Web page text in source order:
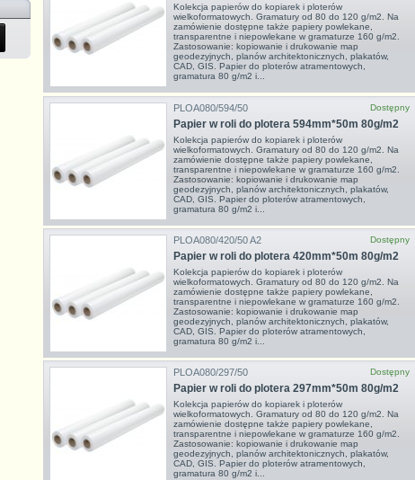
Kolekcja papierów do kopiarek i ploterów
wielkoformatowych. Gramatury od 80 do 120 g/m2. Na
zamówienie dostępne także papiery powlekane,
transparentne i niepowlekane w gramaturze 160 g/m2.
Zastosowanie: kopiowanie i drukowanie map
geodezyjnych, planów architektonicznych, plakatów,
CAD, GIS. Papier do ploterów atramentowych,
gramatura 80 g/m2 i...
Dostępny
PLOA080/594/50
Papier w roli do plotera 594mm*50m 80g/m2
Kolekcja papierów do kopiarek i ploterów
wielkoformatowych. Gramatury od 80 do 120 g/m2. Na
zamówienie dostępne także papiery powlekane,
transparentne i niepowlekane w gramaturze 160 g/m2.
Zastosowanie: kopiowanie i drukowanie map
geodezyjnych, planów architektonicznych, plakatów,
CAD, GIS. Papier do ploterów atramentowych,
gramatura 80 g/m2 i...
Dostępny
PLOA080/420/50 A2
Papier w roli do plotera 420mm*50m 80g/m2
Kolekcja papierów do kopiarek i ploterów
wielkoformatowych. Gramatury od 80 do 120 g/m2. Na
zamówienie dostępne także papiery powlekane,
transparentne i niepowlekane w gramaturze 160 g/m2.
Zastosowanie: kopiowanie i drukowanie map
geodezyjnych, planów architektonicznych, plakatów,
CAD, GIS. Papier do ploterów atramentowych,
gramatura 80 g/m2 i...
Dostępny
PLOA080/297/50
Papier w roli do plotera 297mm*50m 80g/m2
Kolekcja papierów do kopiarek i ploterów
wielkoformatowych. Gramatury od 80 do 120 g/m2. Na
zamówienie dostępne także papiery powlekane,
transparentne i niepowlekane w gramaturze 160 g/m2.
Zastosowanie: kopiowanie i drukowanie map
geodezyjnych, planów architektonicznych, plakatów,
CAD, GIS. Papier do ploterów atramentowych,
gramatura 80 g/m2 i...